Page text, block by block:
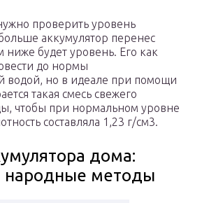
проверить уровень
аккумулятор перенес
ниже будет уровень. Его как
до нормы
водой, но в идеале при помощи
такая смесь свежего
чтобы при нормальном уровне
составляла 1,23 г/см3.
дома:
народные методы